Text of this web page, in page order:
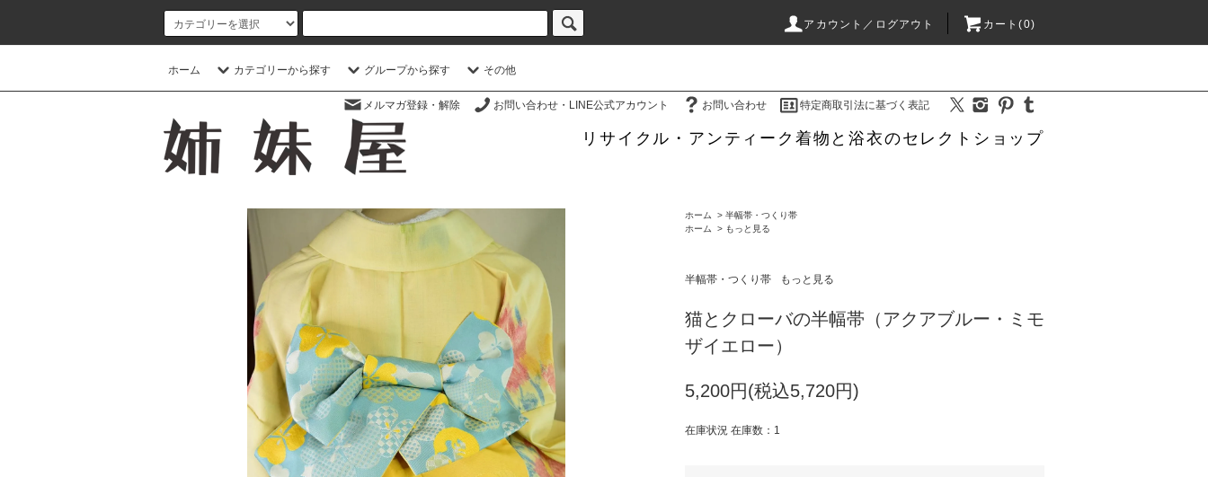
アカウント／ログアウト カート(0)
ホーム カテゴリーから探す グループから探す その他
メルマガ登録・解除 お問い合わせ・LINE公式アカウント お問い合わせ 特定商取引法に基づく表記
リサイクル・アンティーク着物と浴衣のセレクトショップ
ホーム > 半幅帯・つくり帯
ホーム
> もっと見る
半幅帯・つくり帯 もっと見る
猫とクローバの半幅帯（アクアブルー・ミモ
ザイエロー）
5,200円(税込5,720円)
在庫状況 在庫数：1